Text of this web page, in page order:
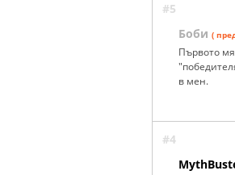
#5
Боби (
Първото
в мен.
#4